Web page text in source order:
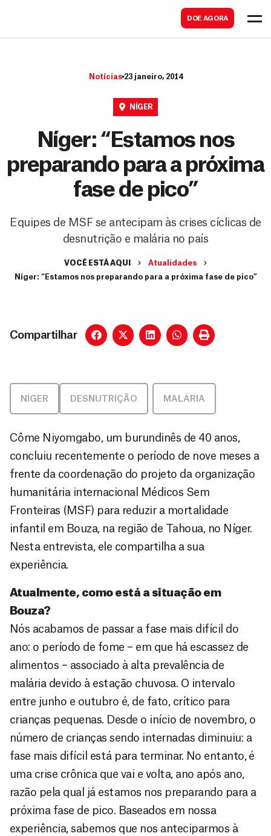
DOE AGORA
r
Notícias 23 janeiro, 2014
NÍGER
Níger: “Estamos nos
preparando para a próxima
fase de pico”
Equipes de MSF se antecipam às crises cíclicas de
desnutrição e malária no país
VOCÊ ESTÁ AQUI
Atualidades
Níger: “Estamos nos preparando para a próxima fase de pico”
Compartilhar
NÍGER DESNUTRIÇÃO MALÁRIA
Côme Niyomgabo, um burundinês de 40 anos,
concluiu recentemente o período de nove meses a
frente da coordenação do projeto da organização
humanitária internacional Médicos Sem
Fronteiras (MSF) para reduzir a mortalidade
infantil em Bouza, na região de Tahoua, no Níger.
Nesta entrevista, ele compartilha a sua
experiência.
Atualmente, como está a situação em
Bouza?
Nós acabamos de passar a fase mais difícil do
ano: o período de fome – em que há escassez de
alimentos – associado à alta prevalência de
malária devido à estação chuvosa. O intervalo
entre junho e outubro é, de fato, crítico para
crianças pequenas. Desde o início de novembro, o
número de crianças sendo internadas diminuiu: a
fase mais difícil está para terminar. No entanto, é
uma crise crônica que vai e volta, ano após ano,
razão pela qual já estamos nos preparando para a
próxima fase de pico. Baseados em nossa
experiência, sabemos que nos anteciparmos à
a
r